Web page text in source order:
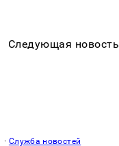
Следующая новость
· Служба новостей